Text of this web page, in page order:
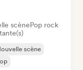
scènePop rock
scène